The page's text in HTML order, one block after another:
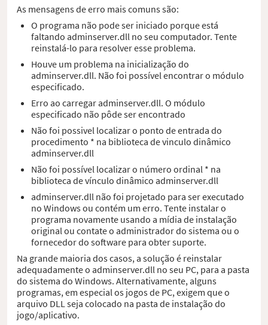
As mensagens de erro mais comuns são:
O programa não pode ser iniciado porque está
faltando adminserver.dll no seu computador. Tente
reinstalá-lo para resolver esse problema.
Houve um problema na inicialização do
adminserver.dll. Não foi possível encontrar o módulo
especificado.
Erro ao carregar adminserver.dll. O módulo
especificado não pôde ser encontrado
Não foi possivel localizar o ponto de entrada do
procedimento * na biblioteca de vinculo dinâmico
adminserver.dll
Não foi possível localizar o número ordinal * na
biblioteca de vínculo dinâmico adminserver.dll
adminserver.dll não foi projetado para ser executado
no Windows ou contém um erro. Tente instalar o
programa novamente usando a mídia de instalação
original ou contate o administrador do sistema ou o
fornecedor do software para obter suporte.
Na grande maioria dos casos, a solução é reinstalar
adequadamente o adminserver.dll no seu PC, para a pasta
do sistema do Windows. Alternativamente, alguns
programas, em especial os jogos de PC, exigem que o
arquivo DLL seja colocado na pasta de instalação do
jogo/aplicativo.